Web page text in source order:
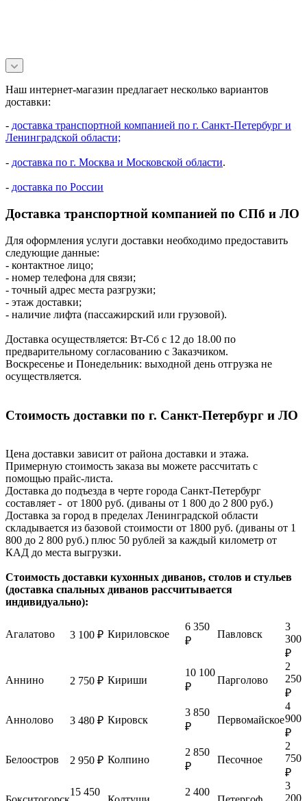
Наш интернет-магазин предлагает несколько вариантов
доставки:
- доставка транспортной компанией по г. Санкт-Петербург и
Ленинградской области;
- доставка по г. Москва и Московской области.
- доставка по России
Доставка транспортной компанией по СПб и ЛО
Для оформления услуги доставки необходимо предоставить
следующие данные:
- контактное лицо;
- номер телефона для связи;
- точный адрес места разгрузки;
- этаж доставки;
- наличие лифта (пассажирский или грузовой).
Доставка осуществляется: Вт-Сб с 12 до 18.00 по
предварительному согласованию с Заказчиком.
Воскресенье и Понедельник: выходной день отгрузка не
осуществляется.
Стоимость доставки по г. Санкт-Петербург и ЛО
Цена доставки зависит от района доставки и этажа.
Примерную стоимость заказа вы можете рассчитать с
помощью прайс-листа.
Доставка до подъезда в черте города Санкт-Петербург
составляет - от 1800 руб. (диваны от 1 800 до 2 800 руб.)
Доставка за город в пределах Ленинградской области
складывается из базовой стоимости от 1800 руб. (диваны от 1
800 до 2 800 руб.) плюс 50 рублей за каждый километр от
КАД до места выгрузки.
Стоимость доставки кухонных диванов, столов и стульев
(доставка спальных диванов рассчитывается
индивидуально):
Агалатово 3 100 ₽ Кириловское
6 350
₽
Павловск
3
300
₽
Аннино 2 750 ₽ Кириши
10 100
₽
Парголово
2
250
₽
Аннолово 3 480 ₽ Кировск
3 850
₽
Первомайское
4
900
₽
Белоостров 2 950 ₽ Колпино
2 850
₽
Песочное
2
750
₽
15 450
2 400
3
200